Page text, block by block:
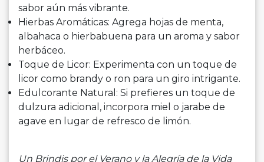
sabor aún más vibrante.
Hierbas Aromáticas: Agrega hojas de menta,
albahaca o hierbabuena para un aroma y sabor
herbáceo.
Toque de Licor: Experimenta con un toque de
licor como brandy o ron para un giro intrigante.
Edulcorante Natural: Si prefieres un toque de
dulzura adicional, incorpora miel o jarabe de
agave en lugar de refresco de limón.
Un Brindis por el Verano y la Alegría de la Vida